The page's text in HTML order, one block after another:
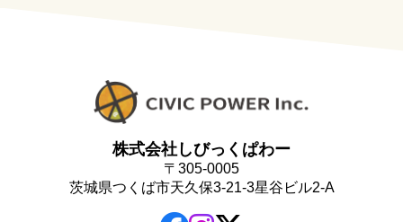
株式会社しびっくぱわー
〒305-0005
茨城県つくば市天久保3-21-3星谷ビル2-A